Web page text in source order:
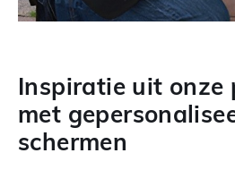
Inspiratie uit onze
met
schermen